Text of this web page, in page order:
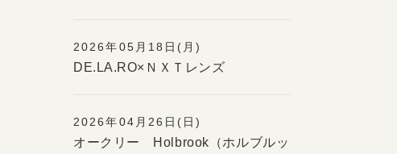
2026年05月18日(月)
DE.LA.RO×ＮＸＴレンズ
2026年04月26日(日)
オークリー Holbrook（ホルブルッ